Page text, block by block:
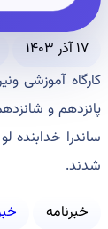
۱۷ آذر ۱۴۰۳
کارگاه آموزشی
ساندرا خدابنده
شدند.
خبرنامه